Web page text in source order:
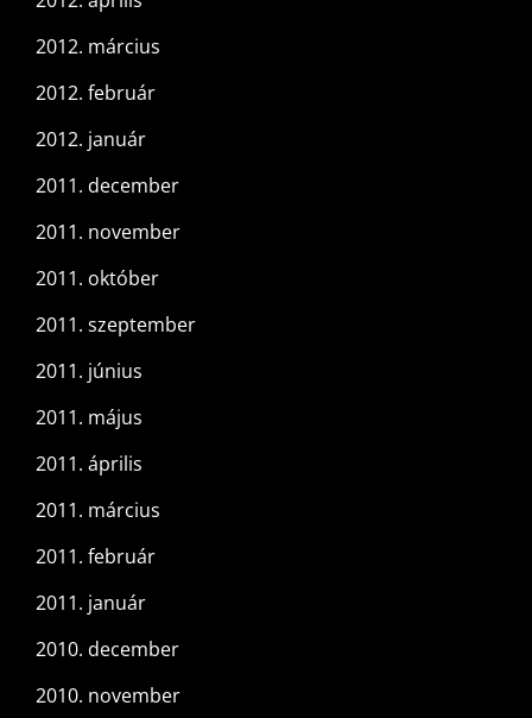
2012. március
2012. február
2012. január
2011. december
2011. november
2011. október
2011. szeptember
2011. június
2011. május
2011. április
2011. március
2011. február
2011. január
2010. december
2010. november